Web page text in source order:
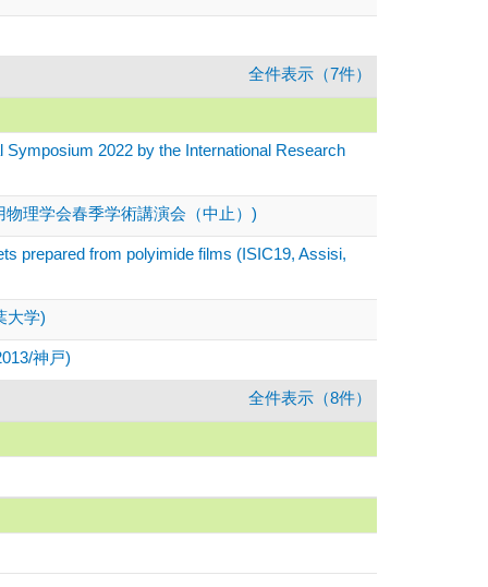
全件表示（7件）
2022 by the International Research
理学会春季学術講演会（中止）)
prepared from polyimide films (ISIC19, Assisi,
大学)
神戸)
全件表示（8件）